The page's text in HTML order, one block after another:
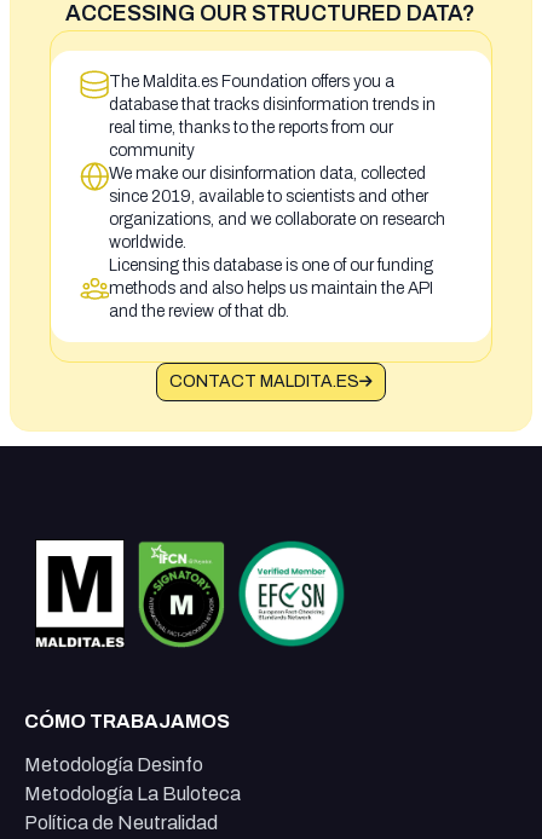
ACCESSING OUR STRUCTURED DATA?
The Maldita.es Foundation offers you a
database that tracks disinformation trends in
real time, thanks to the reports from our
community
We make our disinformation data, collected
since 2019, available to scientists and other
organizations, and we collaborate on research
worldwide.
Licensing this database is one of our funding
methods and also helps us maintain the API
and the review of that db.
CONTACT MALDITA.ES
CÓMO TRABAJAMOS
Metodología Desinfo
Metodología La Buloteca
Política de Neutralidad